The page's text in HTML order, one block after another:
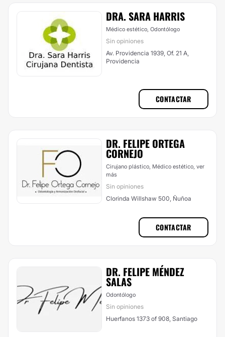
DRA. SARA HARRIS
Médico estético, Odontólogo
Sin opiniones
Av. Providencia 1939, Of. 21 A,
Providencia
CONTACTAR
DR. FELIPE ORTEGA
CORNEJO
Cirujano plástico, Médico estético, ver
más
Sin opiniones
Clorinda Willshaw 500, Ñuñoa
CONTACTAR
DR. FELIPE MÉNDEZ
SALAS
Odontólogo
Sin opiniones
Huerfanos 1373 of 908, Santiago